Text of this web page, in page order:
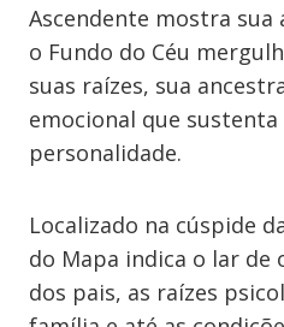
Ascendente mostra sua
o Fundo do Céu
suas raízes, sua
emocional que sustenta
personalidade.
Localizado na cúspide
do Mapa indica o lar de
dos pais, as raízes